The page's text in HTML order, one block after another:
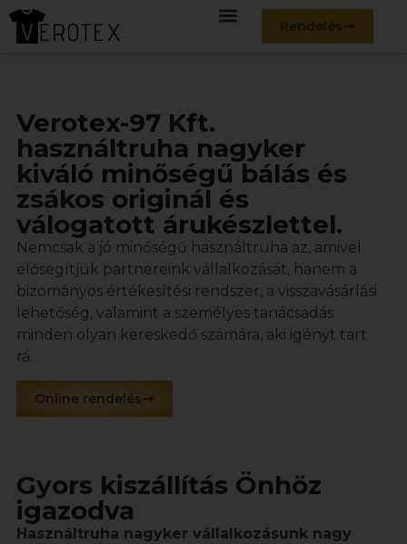
Rendelés
Verotex-97 Kft.
használtruha nagyker
kiváló minőségű bálás és
zsákos originál és
válogatott árukészlettel.
Nemcsak a jó minőségű használtruha az, amivel
elősegítjük partnereink vállalkozását, hanem a
bizományos értékesítési rendszer, a visszavásárlási
lehetőség, valamint a személyes tanácsadás
minden olyan kereskedő számára, aki igényt tart
rá.
Online rendelés
Gyors kiszállítás Önhöz
igazodva
Használtruha nagyker vállalkozásunk nagy